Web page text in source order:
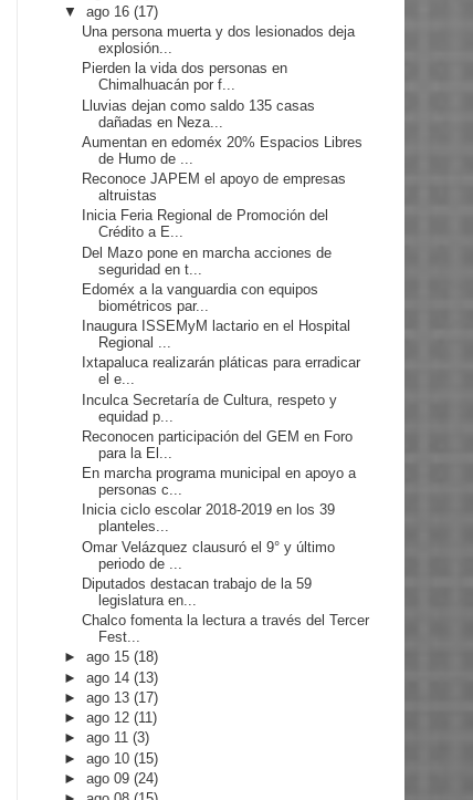
▼ago 16(17)
Una persona muerta y dos lesionados deja
explosión...
Pierden la vida dos personas en
Chimalhuacán por f...
Lluvias dejan como saldo 135 casas
dañadas en Neza...
Aumentan en edoméx 20% Espacios Libres
de Humo de ...
Reconoce JAPEM el apoyo de empresas
altruistas
Inicia Feria Regional de Promoción del
Crédito a E...
Del Mazo pone en marcha acciones de
seguridad en t...
Edoméx a la vanguardia con equipos
biométricos par...
Inaugura ISSEMyM lactario en el Hospital
Regional ...
Ixtapaluca realizarán pláticas para erradicar
el e...
Inculca Secretaría de Cultura, respeto y
equidad p...
Reconocen participación del GEM en Foro
para la El...
En marcha programa municipal en apoyo a
personas c...
Inicia ciclo escolar 2018-2019 en los 39
planteles...
Omar Velázquez clausuró el 9° y último
periodo de ...
Diputados destacan trabajo de la 59
legislatura en...
Chalco fomenta la lectura a través del Tercer
Fest...
►ago 15(18)
►ago 14(13)
►ago 13(17)
►ago 12(11)
►ago 11(3)
►ago 10(15)
►ago 09(24)